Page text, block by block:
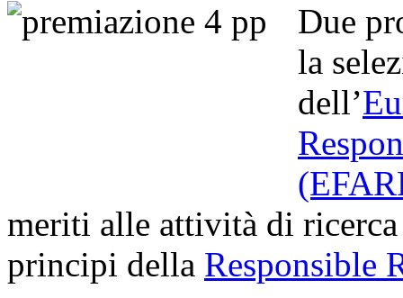
Due
la
dell’
meriti alle attività di
principi della Responsible